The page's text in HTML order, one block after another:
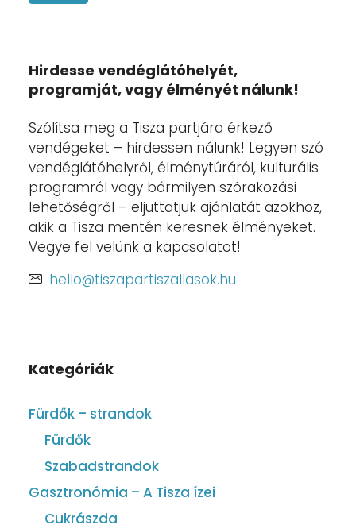
Hirdesse vendéglátóhelyét,
programját, vagy élményét nálunk!
Szólítsa meg a Tisza partjára érkező
vendégeket – hirdessen nálunk! Legyen szó
vendéglátóhelyről, élménytúráról, kulturális
programról vagy bármilyen szórakozási
lehetőségről – eljuttatjuk ajánlatát azokhoz,
akik a Tisza mentén keresnek élményeket.
Vegye fel velünk a kapcsolatot!
hello@tiszapartiszallasok.hu
Kategóriák
Fürdők – strandok
Fürdők
Szabadstrandok
Gasztronómia – A Tisza ízei
Cukrászda